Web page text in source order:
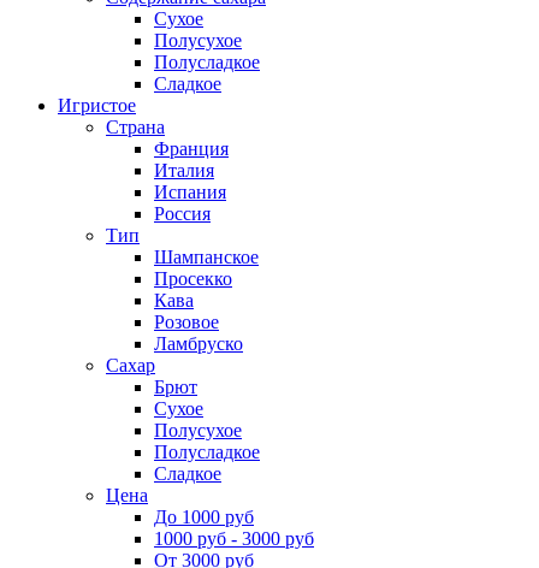
Сухое
Полусухое
Полусладкое
Сладкое
Игристое
Страна
Франция
Италия
Испания
Россия
Тип
Шампанское
Просекко
Кава
Розовое
Ламбруско
Сахар
Брют
Сухое
Полусухое
Полусладкое
Сладкое
Цена
До 1000 руб
1000 руб - 3000 руб
От 3000 руб